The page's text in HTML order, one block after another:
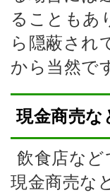
ることもあ
ら隠蔽され
から当然で
現金商売な
飲食店な
現金商売な